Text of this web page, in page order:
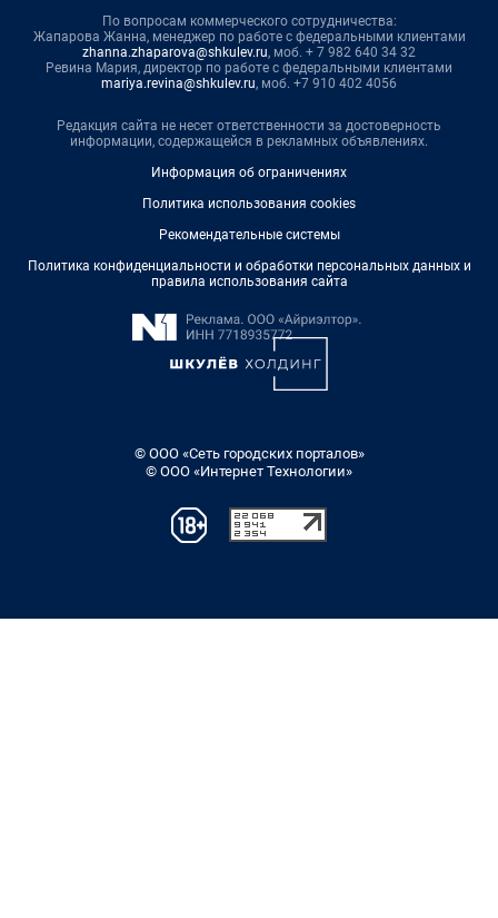
По вопросам коммерческого сотрудничества:
Жапарова Жанна, менеджер по работе с федеральными клиентами
zhanna.zhaparova@shkulev.ru, моб. + 7 982 640 34 32
Ревина Мария, директор по работе с федеральными клиентами
mariya.revina@shkulev.ru, моб. +7 910 402 4056
Редакция сайта не несет ответственности за достоверность
информации, содержащейся в рекламных объявлениях.
Информация об ограничениях
Политика использования cookies
Рекомендательные системы
Политика конфиденциальности и обработки персональных данных и
правила использования сайта
© ООО «Сеть городских порталов»
© ООО «Интернет Технологии»